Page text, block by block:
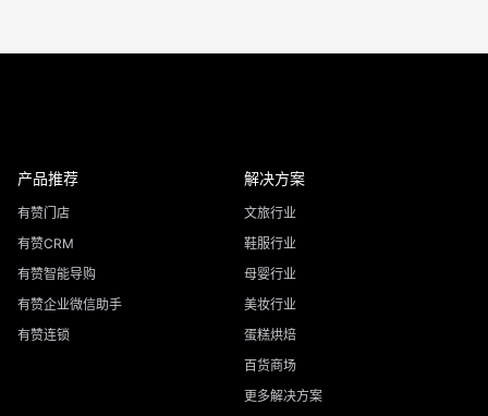
产品推荐
有赞门店
有赞CRM
有赞智能导购
有赞企业微信助手
有赞连锁
解决方案
文旅行业
鞋服行业
母婴行业
美妆行业
蛋糕烘焙
百货商场
更多解决方案